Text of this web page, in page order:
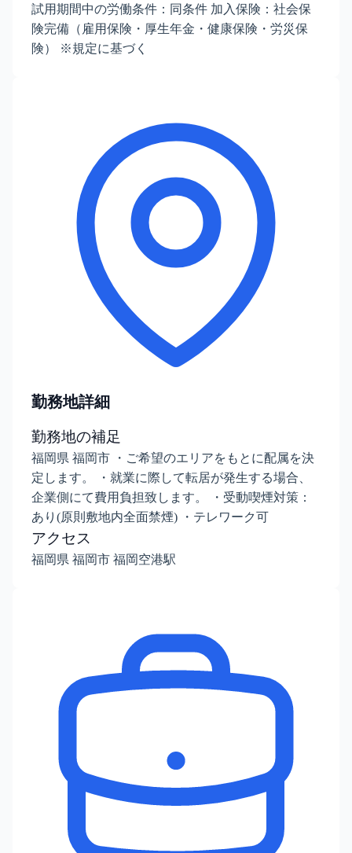
試用期間中の労働条件：同条件 加入保険：社会保
険完備（雇用保険・厚生年金・健康保険・労災保
険） ※規定に基づく
勤務地詳細
勤務地の補足
福岡県 福岡市 ・ご希望のエリアをもとに配属を決
定します。 ・就業に際して転居が発生する場合、
企業側にて費用負担致します。 ・受動喫煙対策：
あり(原則敷地内全面禁煙) ・テレワーク可
アクセス
福岡県 福岡市 福岡空港駅